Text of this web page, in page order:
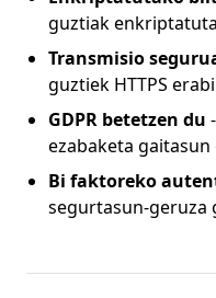
guztiak
Transmisio
guztiek HTTPS
GDPR betetzen du
ezabaketa gaitasun
Bi faktoreko
segurtasun-geruza